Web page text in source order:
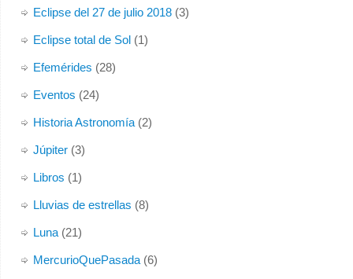
Eclipse del 27 de julio 2018(3)
Eclipse total de Sol(1)
Efemérides (28)
Eventos (24)
Historia Astronomía(2)
Júpiter(3)
Libros (1)
Lluvias de estrellas (8)
Luna(21)
MercurioQuePasada(6)